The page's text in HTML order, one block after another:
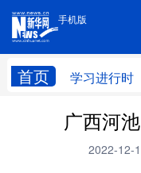
手机版
首页 学习进行时
手机版
学习进行时 高层
财
广西河
2022-12-